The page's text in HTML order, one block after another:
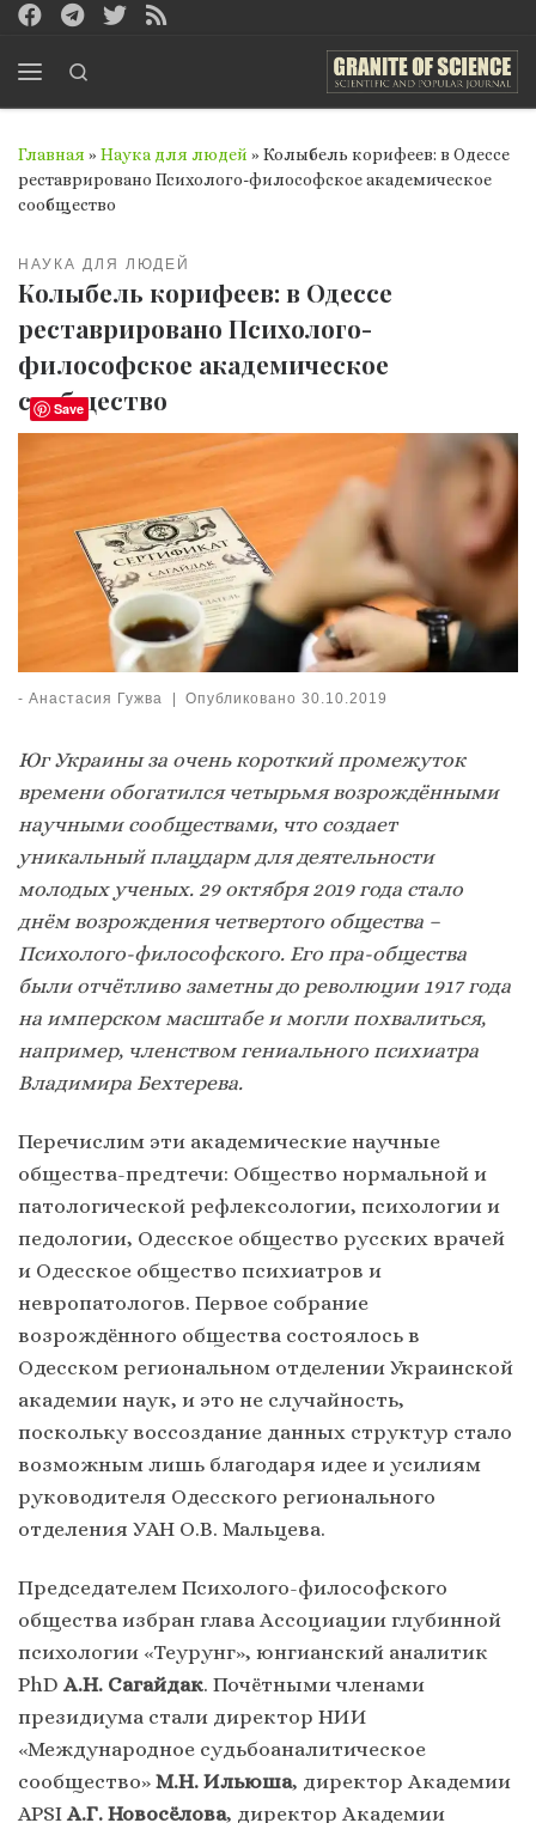
Перейти к содержимому
Главная » Наука для людей » Колыбель корифеев: в Одессе
реставрировано Психолого-философское академическое
сообщество
НАУКА ДЛЯ ЛЮДЕЙ
Колыбель корифеев: в Одессе
реставрировано Психолого-
философское академическое
сообщество
- Анастасия Гужва | Опубликовано30.10.2019
Юг Украины за очень короткий промежуток
времени обогатился четырьмя возрождёнными
научными сообществами, что создает
уникальный плацдарм для деятельности
молодых ученых. 29 октября 2019 года стало
днём возрождения четвертого общества –
Психолого-философского. Его пра-общества
были отчётливо заметны до революции 1917 года
на имперском масштабе и могли похвалиться,
например, членством гениального психиатра
Владимира Бехтерева.
Перечислим эти академические научные
общества-предтечи: Общество нормальной и
патологической рефлексологии, психологии и
педологии, Одесское общество русских врачей
и Одесское общество психиатров и
невропатологов. Первое собрание
возрождённого общества состоялось в
Одесском региональном отделении Украинской
академии наук, и это не случайность,
поскольку воссоздание данных структур стало
возможным лишь благодаря идее и усилиям
руководителя Одесского регионального
отделения УАН О.В. Мальцева.
Председателем Психолого-философского
общества избран глава Ассоциации глубинной
психологии «Теурунг», юнгианский аналитик
PhD А.Н. Сагайдак. Почётными членами
президиума стали директор НИИ
«Международное судьбоаналитическое
сообщество» М.Н. Ильюша, директор Академии
APSI А.Г. Новосёлова, директор Академии
Save